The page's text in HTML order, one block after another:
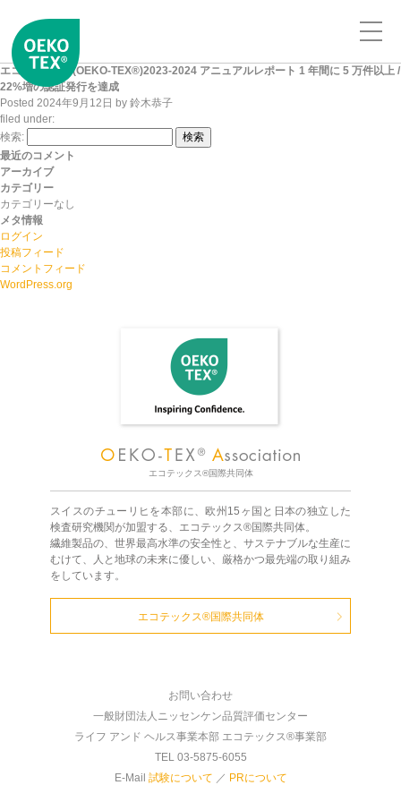
エコテックス®(OEKO-TEX®)2023-2024 アニュアルレポート 1 年間に 5 万件以上 /
22%増の認証発行を達成
Posted 2024年9月12日 by 鈴木恭子
filed under:
検索:
検索
最近のコメント
アーカイブ
カテゴリー
カテゴリーなし
メタ情報
ログイン
投稿フィード
コメントフィード
WordPress.org
エコテックス®国際共同体
スイスのチューリヒを本部に、欧州15ヶ国と日本の独立した
検査研究機関が加盟する、エコテックス®国際共同体。
繊維製品の、世界最高水準の安全性と、サステナブルな生産に
むけて、人と地球の未来に優しい、厳格かつ最先端の取り組み
をしています。
エコテックス®国際共同体
お問い合わせ
一般財団法人ニッセンケン品質評価センター
ライフ アンド ヘルス事業本部 エコテックス®事業部
TEL 03-5875-6055
E-Mail 試験について ／ PRについて